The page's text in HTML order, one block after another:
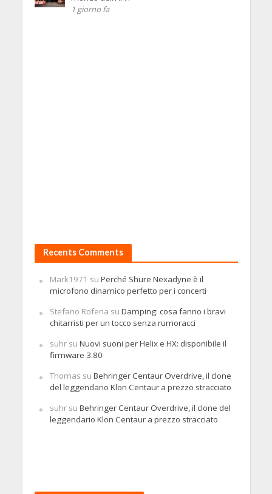
1 giorno fa
Recents Comments
Mark1971 su Perché Shure Nexadyne è il
microfono dinamico perfetto per i concerti
Stefano Rofena su Damping: cosa fanno i bravi
chitarristi per un tocco senza rumoracci
suhrsu Nuovi suoni per Helix e HX: disponibile il
firmware 3.80
Thomas su Behringer Centaur Overdrive, il clone
del leggendario Klon Centaur a prezzo stracciato
suhrsu Behringer Centaur Overdrive, il clone del
leggendario Klon Centaur a prezzo stracciato